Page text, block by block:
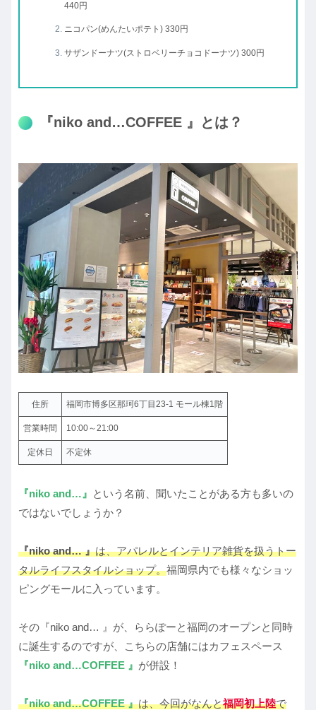
440円
ニコパン(めんたいポテト) 330円
サザンドーナツ(ストロベリーチョコドーナツ) 300円
『niko and…COFFEE 』とは？
住所 福岡市博多区那珂6丁目23-1 モール棟1階
営業時間 10:00～21:00
定休日 不定休
『niko and…』 という名前、聞いたことがある方も多いの
ではないでしょうか？
『niko and… 』は、アパレルとインテリア雑貨を扱うトー
タルライフスタイルショップ。福岡県内でも様々なショッ
ピングモールに入っています。
その『niko and… 』が、ららぽーと福岡のオープンと同時
に誕生するのですが、こちらの店舗にはカフェスペース
『niko and…COFFEE 』 が併設！
『niko and…COFFEE 』は、今回がなんと福岡初上陸で